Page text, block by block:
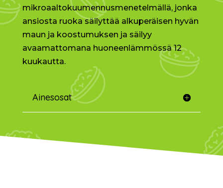
mikroaaltokuumennusmenetelmällä, jonka
ansiosta ruoka säilyttää alkuperäisen hyvän
maun ja koostumuksen ja säilyy
avaamattomana huoneenlämmössä 12
kuukautta.
Ainesosat